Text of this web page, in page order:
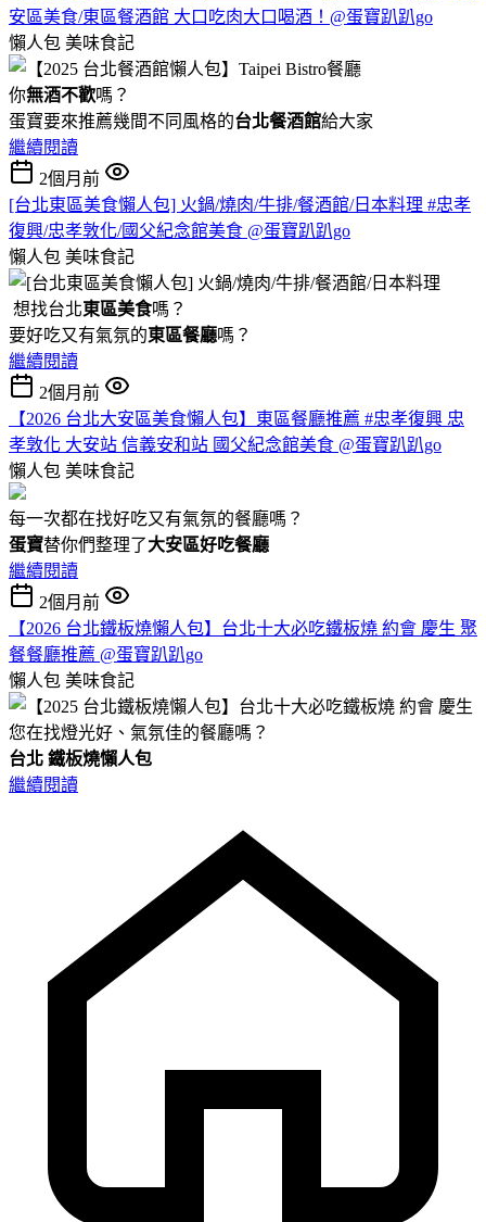
安區美食/東區餐酒館 大口吃肉大口喝酒！@蛋寶趴趴go
懶人包 美味食記
你無酒不歡嗎？
蛋寶要來推薦幾間不同風格的台北餐酒館給大家
繼續閱讀
2個月前
[台北東區美食懶人包] 火鍋/燒肉/牛排/餐酒館/日本料理 #忠孝
復興/忠孝敦化/國父紀念館美食 @蛋寶趴趴go
懶人包 美味食記
想找台北東區美食嗎？
要好吃又有氣氛的東區餐廳嗎？
繼續閱讀
2個月前
【2026 台北大安區美食懶人包】東區餐廳推薦 #忠孝復興 忠
孝敦化 大安站 信義安和站 國父紀念館美食 @蛋寶趴趴go
懶人包 美味食記
每一次都在找好吃又有氣氛的餐廳嗎？
蛋寶替你們整理了大安區好吃餐廳
繼續閱讀
2個月前
【2026 台北鐵板燒懶人包】台北十大必吃鐵板燒 約會 慶生 聚
餐餐廳推薦 @蛋寶趴趴go
懶人包 美味食記
您在找燈光好、氣氛佳的餐廳嗎？
台北 鐵板燒懶人包
繼續閱讀